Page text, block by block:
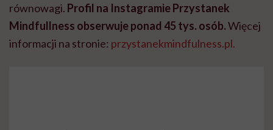
równowagi. Profil na Instagramie Przystanek
Mindfullness obserwuje ponad 45 tys. osób.Więcej
informacji na stronie: przystanekmindfulness.pl.